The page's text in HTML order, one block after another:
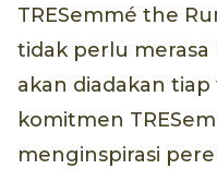
TRESemmé the
tidak perlu merasa
akan diadakan
komitmen
menginspirasi